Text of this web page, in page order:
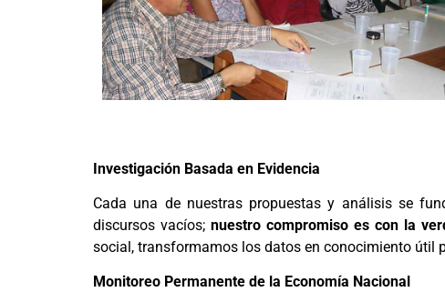
Investigación Basada en Evidencia
Cada una de nuestras propuestas y análisis se
discursos vacíos;nuestro compromiso es con la
social, transformamos los datos en conocimiento útil
Monitoreo Permanente de la Economía Nacional